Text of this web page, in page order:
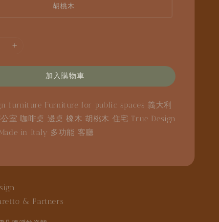
胡桃木
加入購物車
furniture Furniture for public spaces義大利
公室咖啡桌 邊桌橡木胡桃木 住宅True Design
in Italy 多功能 客廳
& Partners